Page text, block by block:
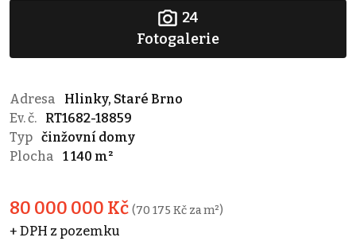
24
Fotogalerie
Adresa
Hlinky, Staré Brno
Ev. č.
RT1682-18859
Typ činžovní domy
Plocha
1 140 m²
80 000 000 Kč (70 175 Kč za m²)
+ DPH z pozemku